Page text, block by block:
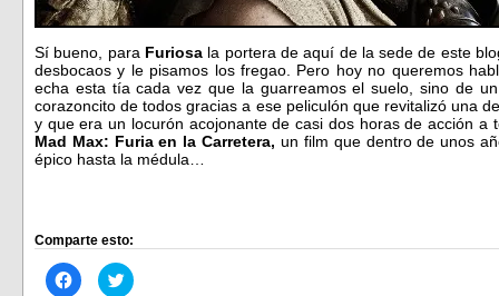
Sí bueno, para Furiosala portera de aquí de la sede de este
desbocaos y le pisamos los fregao. Pero hoy no queremos
echa esta tía cada vez que la guarreamos el suelo, sino de
corazoncito de todos gracias a ese peliculón que revitalizó una
y que era un locurón acojonante de casi dos horas de acción a
Mad Max: Furia en la Carretera, un film que dentro de unos
épico hasta la médula…
Comparte esto:
Haz
clic
Haz
clic